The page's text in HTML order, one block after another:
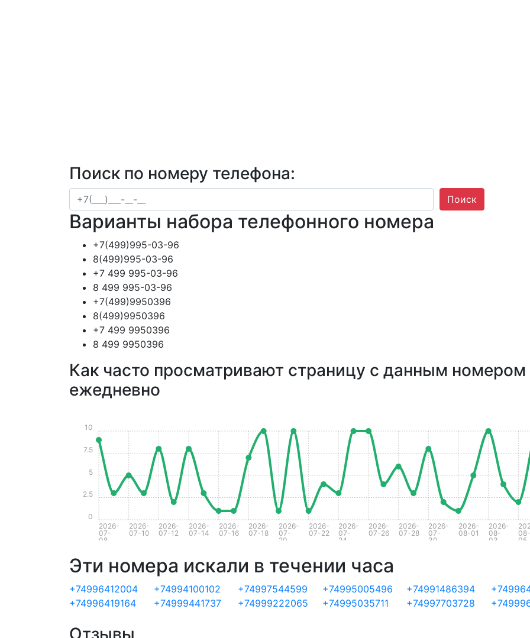
Поиск по номеру телефона:
Поиск
Варианты набора телефонного номера
+7(499)995-03-96
8(499)995-03-96
+7 499 995-03-96
8 499 995-03-96
+7(499)9950396
8(499)9950396
+7 499 9950396
8 499 9950396
Как часто просматривают страницу с данным номером
ежедневно
2026-
07-
08
2026-
07-10
2026-
07-12
2026-
07-14
2026-
07-16
2026-
07-18
2026-
07-
20
2026-
07-22
2026-
07-
24
2026-
07-26
2026-
07-28
2026-
07-
30
2026-
08-01
2026-
08-
03
08-
05
0
2.5
5
7.5
10
Эти номера искали в течении часа
+74996412004 +74994100102 +74997544599 +74995005496 +74991486394
+74996419164
+74999441737 +74999222065 +74995035711 +74997703728
Отзывы